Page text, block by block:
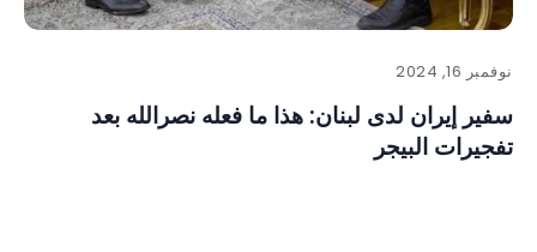
نوفمبر 16, 2024
سفير إيران لدى لبنان: هذا ما فعله نصرالله بعد
تفجيرات البيجر